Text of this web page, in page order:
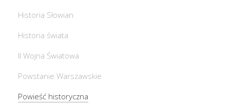
Historia Słowian
Historia świata
II Wojna Światowa
Powstanie Warszawskie
Powieść historyczna